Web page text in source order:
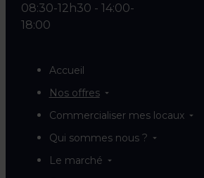
08:30-12h30 - 14:00-
18:00
Accueil
Nos offres
Commercialiser mes locaux
Qui sommes nous ?
Le marché